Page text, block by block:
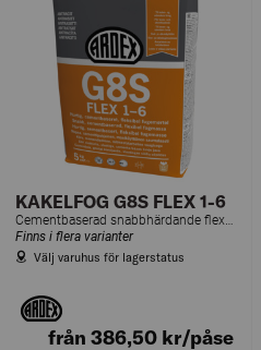
KAKELFOG G8S FLEX 1-6
Cementbaserad snabbhärdande flexibel fogmassa
Finns i flera varianter
Välj varuhus för lagerstatus
från 386,50 kr/påse